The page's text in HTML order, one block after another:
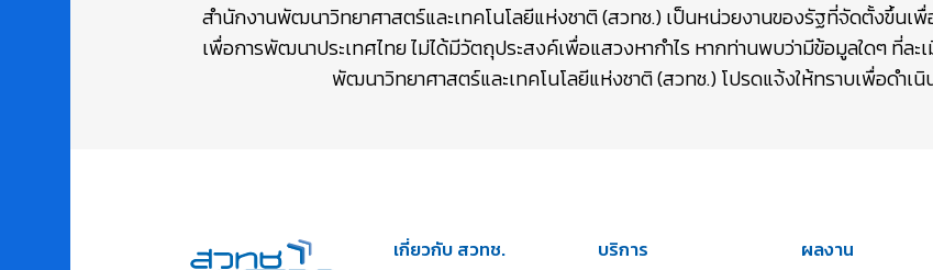
สำนักงานพัฒนาวิทยาศาสตร์และเทคโนโลยีแห่งชาติ (สวทช.) เป็นหน่วยงานของรัฐที่จัดตั้งขึ้นเ
เพื่อการพัฒนาประเทศไทย ไม่ได้มีวัตถุประสงค์เพื่อแสวงหากำไร หากท่านพบว่ามีข้อมูลใดๆ ที่
พัฒนาวิทยาศาสตร์และเทคโนโลยีแห่งชาติ (สวทช.) โปรดแจ้งให้ทราบเพื่อดำ
เกี่ยวกับ สวทช. บริการ ผลงาน